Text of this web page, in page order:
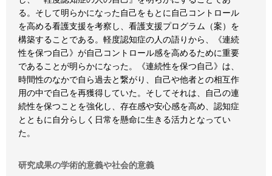
る。そして明らかになった自己をもとに自己コントロール
を高める看護支援を考察し、看護支援プログラム（案）を
構築することである。軽度認知症の人の語りから、《連続
性を保つ自己》が自己コントロール感を高めるために重要
であることが明らかになった。《連続性を保つ自己》は、
時間性のなかで自ら過去と繋がり、自己や他者との相互作
用の中で自己を再獲得していた。そしてそれは、自己の連
続性を保つことを強化し、存在感や安心感を高め、認知症
とともに自分らしく日常を懸命に生きる活力となってい
た。
研究成果の学術的意義や社会的意義